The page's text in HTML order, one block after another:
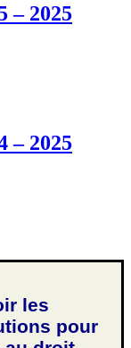
– 2025
– 2025
les
pour